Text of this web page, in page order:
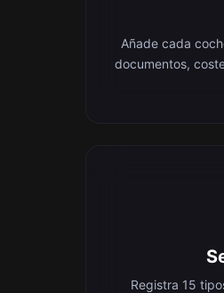
Añade cada
documentos,
Registra 15